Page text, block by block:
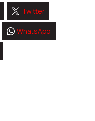
Twitter
WhatsApp